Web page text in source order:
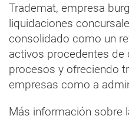
Trademat, empresa
liquidaciones
consolidado como un
activos procedentes de
procesos y ofreciendo
empresas como a
Más información sobre